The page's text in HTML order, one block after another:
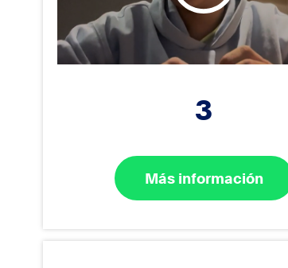
3
Más información